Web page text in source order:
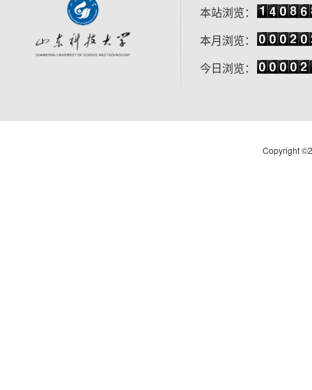
本站浏览：
本月浏览：
今日浏览：
Copyright